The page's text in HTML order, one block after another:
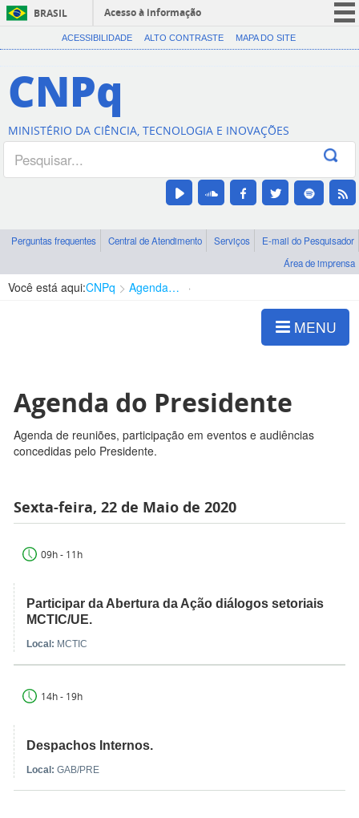
BRASIL
Acesso à informação
CORONAVÍRUS (COVID-19)
Canais
ACESSIBILIDADE ALTO CONTRASTE MAPA DO SITE
CNPq
MINISTÉRIO DA CIÊNCIA, TECNOLOGIA E INOVAÇÕES
Perguntas frequentes Central de Atendimento Serviços
E-mail do Pesquisador
Área de imprensa
Você está aqui:CNPq Agenda de autoridades
MENU
Agenda do Presidente
Agenda de reuniões, participação em eventos e audiências
concedidas pelo Presidente.
Sexta-feira, 22 de Maio de 2020
09h - 11h
Participar da Abertura da Ação diálogos setoriais
MCTIC/UE.
Local: MCTIC
14h - 19h
Despachos Internos.
Local: GAB/PRE